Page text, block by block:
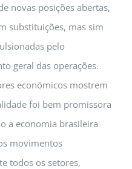
novas posições abertas,
substituições, mas sim
pelo
geral das operações.
econômicos mostrem
foi bem promissora
a economia brasileira
movimentos
todos os setores,